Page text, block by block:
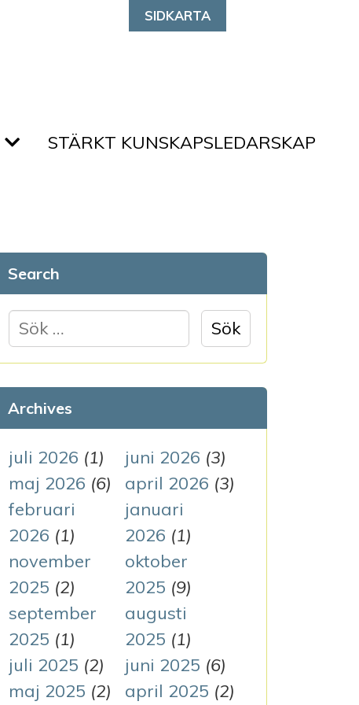
SIDKARTA
STÄRKT KUNSKAPSLEDARSKAP
Search
ö
e
f
t
e
r
:
Archives
juli 2026 (1) juni 2026 (3)
maj 2026 (6) april 2026 (3)
februari
2026 (1)
januari
2026 (1)
november
2025 (2)
oktober
2025 (9)
september
2025 (1)
augusti
2025 (1)
juli 2025 (2) juni 2025 (6)
maj 2025 (2) april 2025 (2)